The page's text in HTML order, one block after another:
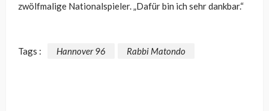
zwölfmalige Nationalspieler. „Dafür bin ich sehr dankbar.“
Tags : Hannover 96 Rabbi Matondo